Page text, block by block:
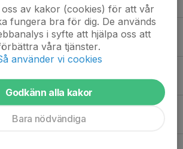
0
i ishallen
0
HT 2025/VT 2026
0
av kakor (cookies) för att vår
fungera bra för dig. De används
i syfte att hjälpa oss att
våra tjänster.
använder vi cookies
Godkänn alla kakor
Bara nödvändiga